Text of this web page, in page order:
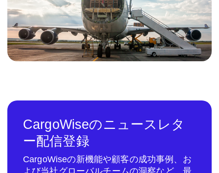
CargoWiseのニュースレタ
ー配信登録
CargoWiseの新機能や顧客の成功事例、お